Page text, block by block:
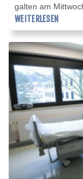
galten am
Deutsche
Frankreich galt
hitzebedingten
zehntausende
eindringlich zu
WEITERLESEN